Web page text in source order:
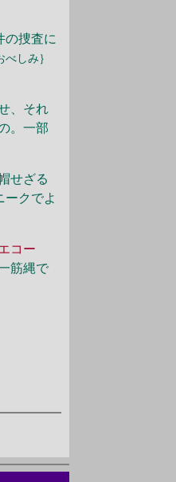
の捜査に
べしみ｝
、それ
。一部
せざる
ークでよ
エコー
筋縄で